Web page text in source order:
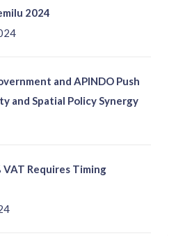
2024
and APINDO Push
and Spatial Policy Synergy
Requires Timing